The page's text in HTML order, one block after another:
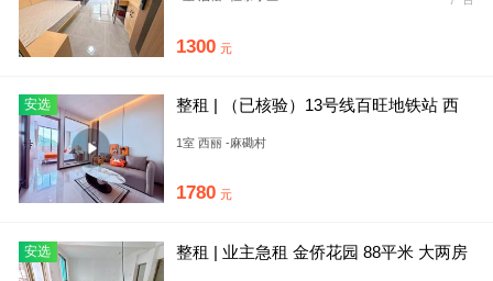
1300 元
安选
整租 | （已核验）13号线百旺地铁站 西
1室 西丽 -麻磡村
1780 元
安选
整租 | 业主急租 金侨花园 88平米 大两房